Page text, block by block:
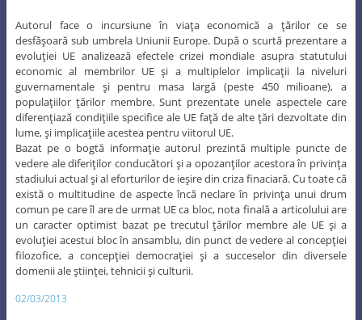
Autorul face o incursiune în viaţa economică a ţărilor ce se
desfăşoară sub umbrela Uniunii Europe. După o scurtă prezentare a
evoluţiei UE analizează efectele crizei mondiale asupra statutului
economic al membrilor UE şi a multiplelor implicaţii la niveluri
guvernamentale şi pentru masa largă (peste 450 milioane), a
populaţiilor ţărilor membre. Sunt prezentate unele aspectele care
diferenţiază condiţiile specifice ale UE faţă de alte ţări dezvoltate din
lume, şi implicaţiile acestea pentru viitorul UE.
Bazat pe o bogtă informaţie autorul prezintă multiple puncte de
vedere ale diferiţilor conducători şi a opozanţilor acestora în privinţa
stadiului actual şi al eforturilor de ieşire din criza finaciară. Cu toate că
există o multitudine de aspecte încă neclare în privinţa unui drum
comun pe care îl are de urmat UE ca bloc, nota finală a articolului are
un caracter optimist bazat pe trecutul ţărilor membre ale UE şi a
evoluţiei acestui bloc în ansamblu, din punct de vedere al concepţiei
filozofice, a concepţiei democraţiei şi a succeselor din diversele
domenii ale ştiinţei, tehnicii şi culturii.
02/03/2013